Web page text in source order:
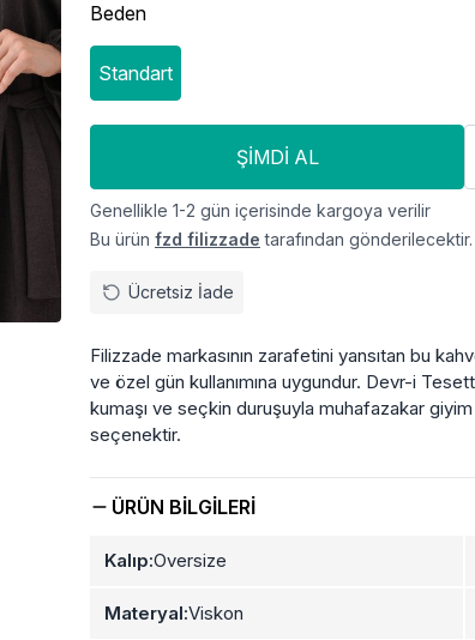
Beden
Standart
ŞIMDI AL
Genellikle 1-2 gün içerisinde kargoya verilir
Bu ürün fzd filizzade tarafından gönderilecektir.
Ücretsiz İade
Filizzade markasının zarafetini yansıtan bu
ve özel gün kullanımına uygundur. Devr-i
kumaşı ve seçkin duruşuyla muhafazakar
seçenektir.
ÜRÜN BILGILERI
Kalıp:Oversize
Materyal:Viskon